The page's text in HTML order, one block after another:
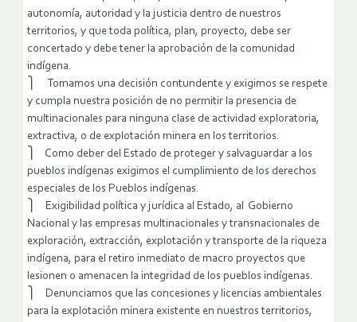
autonomía, autoridad y la justicia dentro de nuestros
territorios, y que toda política, plan, proyecto, debe ser
concertado y debe tener la aprobación de la comunidad
indígena.
⎫ Tomamos una decisión contundente y exigimos se respete
y cumpla nuestra posición de no permitir la presencia de
multinacionales para ninguna clase de actividad exploratoria,
extractiva, o de explotación minera en los territorios.
⎫ Como deber del Estado de proteger y salvaguardar a los
pueblos indígenas exigimos el cumplimiento de los derechos
especiales de los Pueblos indígenas.
⎫ Exigibilidad política y jurídica al Estado, al Gobierno
Nacional y las empresas multinacionales y transnacionales de
exploración, extracción, explotación y transporte de la riqueza
indígena, para el retiro inmediato de macro proyectos que
lesionen o amenacen la integridad de los pueblos indígenas.
⎫ Denunciamos que las concesiones y licencias ambientales
para la explotación minera existente en nuestros territorios,